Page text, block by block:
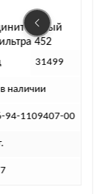
452
31499
наличии
94-1109407-00